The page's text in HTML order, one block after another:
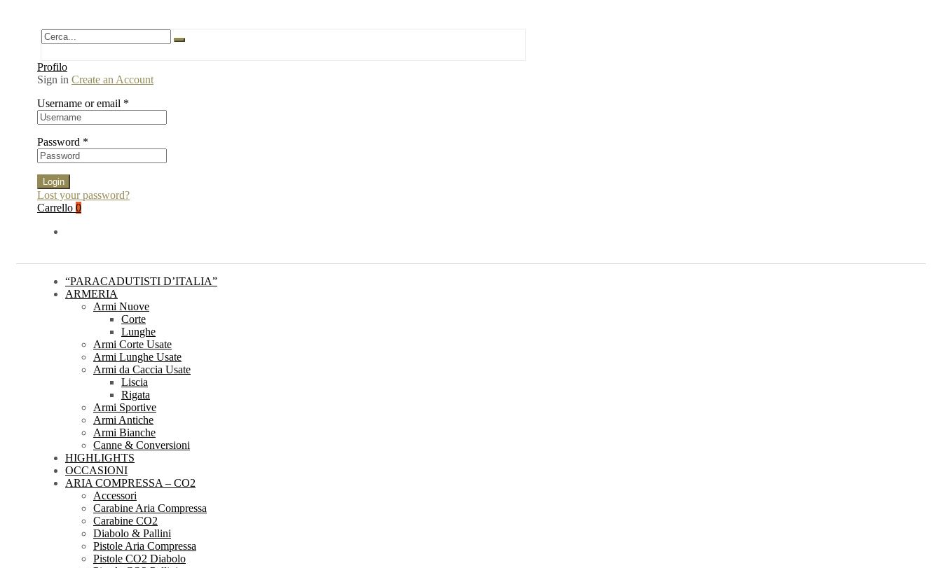
Profilo
Sign in Create an Account
Username or email *
Password *
Login
Lost your password?
Carrello 0
“PARACADUTISTI D’ITALIA”
ARMERIA
Armi Nuove
Corte
Lunghe
Armi Corte Usate
Armi Lunghe Usate
Armi da Caccia Usate
Liscia
Rigata
Armi Sportive
Armi Antiche
Armi Bianche
Canne & Conversioni
HIGHLIGHTS
OCCASIONI
ARIA COMPRESSA – CO2
Accessori
Carabine Aria Compressa
Carabine CO2
Diabolo & Pallini
Pistole Aria Compressa
Pistole CO2 Diabolo